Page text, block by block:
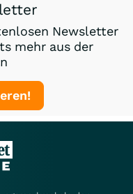
Newsletter
mehr aus der